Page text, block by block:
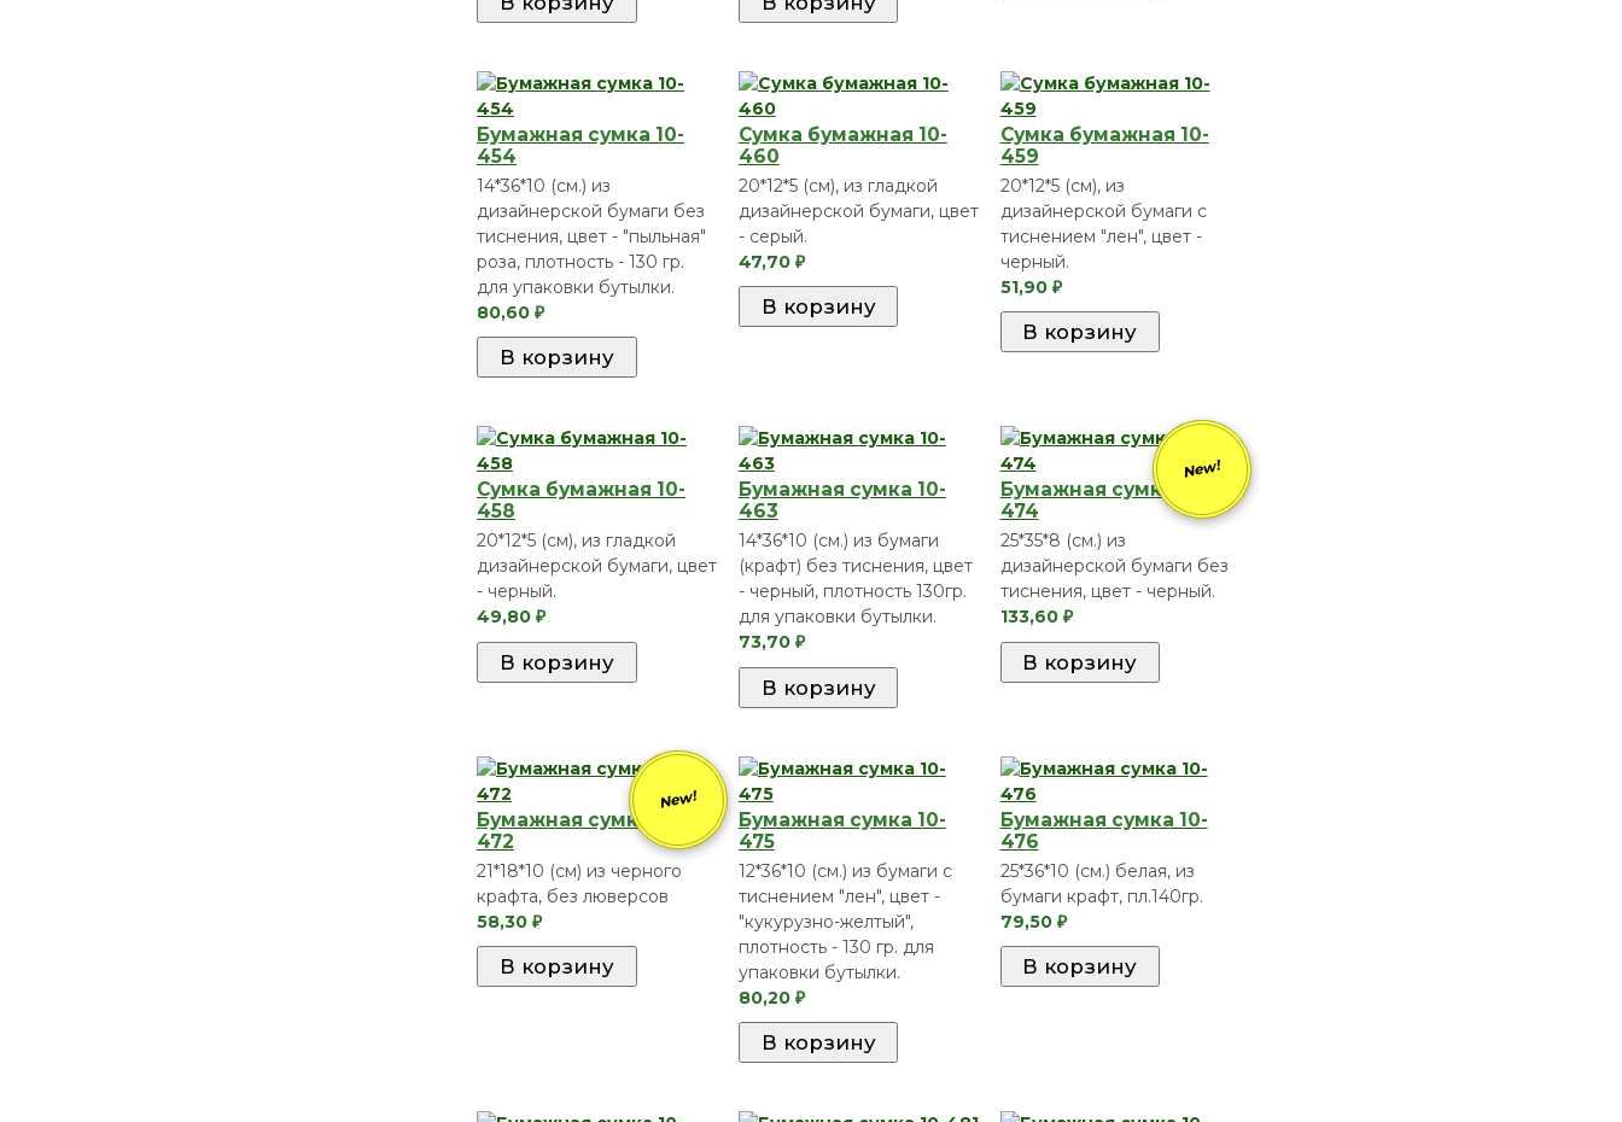
Бумажная сумка 10-
454
14*36*10 (см.) из
дизайнерской бумаги без
тиснения, цвет - "пыльная"
роза, плотность - 130 гр.
для упаковки бутылки.
80,60 ₽
Сумка бумажная 10-
460
20*12*5 (см), из гладкой
дизайнерской бумаги, цвет
- серый.
47,70 ₽
Сумка бумажная 10-
459
20*12*5 (см), из
дизайнерской бумаги с
тиснением "лен", цвет -
черный.
51,90 ₽
Сумка бумажная 10-
458
20*12*5 (см), из гладкой
дизайнерской бумаги, цвет
- черный.
49,80 ₽
Бумажная сумка 10-
463
14*36*10 (см.) из бумаги
(крафт) без тиснения, цвет
- черный, плотность 130гр.
для упаковки бутылки.
73,70 ₽
New!
Бумажная сумка 10-
474
25*35*8 (см.) из
дизайнерской бумаги без
тиснения, цвет - черный.
133,60 ₽
New!
Бумажная сумка 10-
472
21*18*10 (см) из черного
крафта, без люверсов
58,30 ₽
Бумажная сумка 10-
475
12*36*10 (см.) из бумаги c
тиснением "лен", цвет -
"кукурузно-желтый",
плотность - 130 гр. для
упаковки бутылки.
80,20 ₽
Бумажная сумка 10-
476
25*36*10 (см.) белая, из
бумаги крафт, пл.140гр.
79,50 ₽